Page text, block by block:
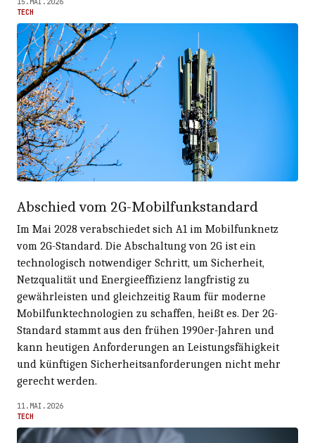
15.MAI.2026
TECH
Abschied vom 2G-Mobilfunkstandard
Im Mai 2028 verabschiedet sich A1 im Mobilfunknetz
vom 2G-Standard. Die Abschaltung von 2G ist ein
technologisch notwendiger Schritt, um Sicherheit,
Netzqualität und Energieeffizienz langfristig zu
gewährleisten und gleichzeitig Raum für moderne
Mobilfunktechnologien zu schaffen, heißt es. Der 2G-
Standard stammt aus den frühen 1990er-Jahren und
kann heutigen Anforderungen an Leistungsfähigkeit
und künftigen Sicherheitsanforderungen nicht mehr
gerecht werden.
11.MAI.2026
TECH